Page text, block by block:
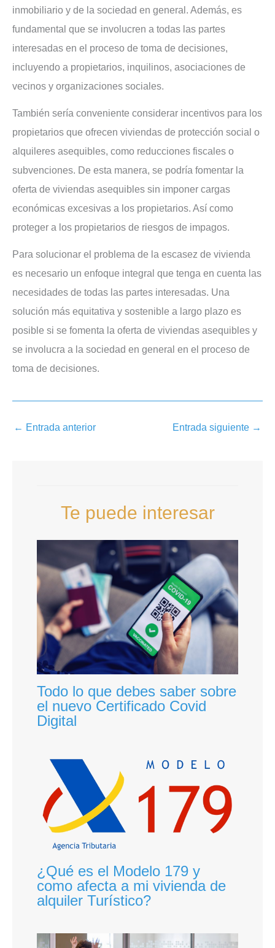
inmobiliario y de la sociedad en general. Además, es
fundamental que se involucren a todas las partes
interesadas en el proceso de toma de decisiones,
incluyendo a propietarios, inquilinos, asociaciones de
vecinos y organizaciones sociales.
También sería conveniente considerar incentivos para los
propietarios que ofrecen viviendas de protección social o
alquileres asequibles, como reducciones fiscales o
subvenciones. De esta manera, se podría fomentar la
oferta de viviendas asequibles sin imponer cargas
económicas excesivas a los propietarios. Así como
proteger a los propietarios de riesgos de impagos.
Para solucionar el problema de la escasez de vivienda
es necesario un enfoque integral que tenga en cuenta las
necesidades de todas las partes interesadas. Una
solución más equitativa y sostenible a largo plazo es
posible si se fomenta la oferta de viviendas asequibles y
se involucra a la sociedad en general en el proceso de
toma de decisiones.
← Entrada anterior Entrada siguiente →
Te puede interesar
Todo lo que debes saber sobre
el nuevo Certificado Covid
Digital
¿Qué es el Modelo 179 y
como afecta a mi vivienda de
alquiler Turístico?